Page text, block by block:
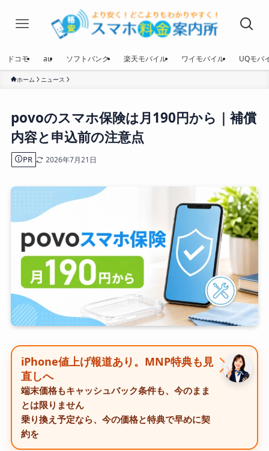
ドコモ au ソフトバンク 楽天モバイル ワイモバイル UQモバ
ホーム ニュース
povoのスマホ保険は月190円から｜補償
内容と申込前の注意点
PR 2026年7月21日
iPhone値上げ報道あり。MNP特典も見
直しへ
端末価格もキャッシュバック条件も、今のまま
とは限りません
乗り換え予定なら、今の価格と特典で早めに契
約を